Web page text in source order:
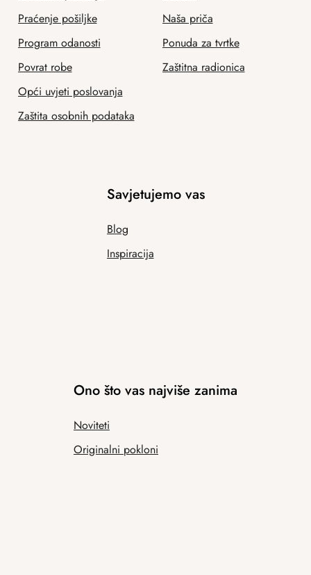
Praćenje pošiljke
Program odanosti
Povrat robe
Opći uvjeti poslovanja
Zaštita osobnih podataka
Naša priča
Ponuda za tvrtke
Zaštitna radionica
Savjetujemo vas
Blog
Inspiracija
Ono što vas najviše zanima
Noviteti
Originalni pokloni